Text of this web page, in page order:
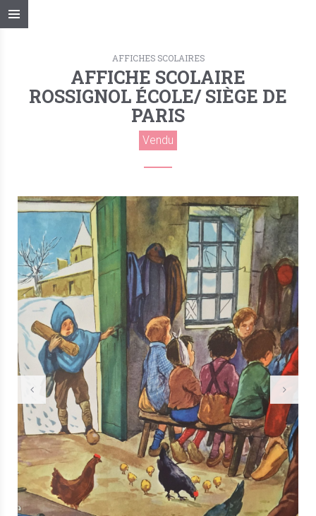
AFFICHES SCOLAIRES
AFFICHE SCOLAIRE
ROSSIGNOL ÉCOLE/ SIÈGE DE
PARIS
Vendu